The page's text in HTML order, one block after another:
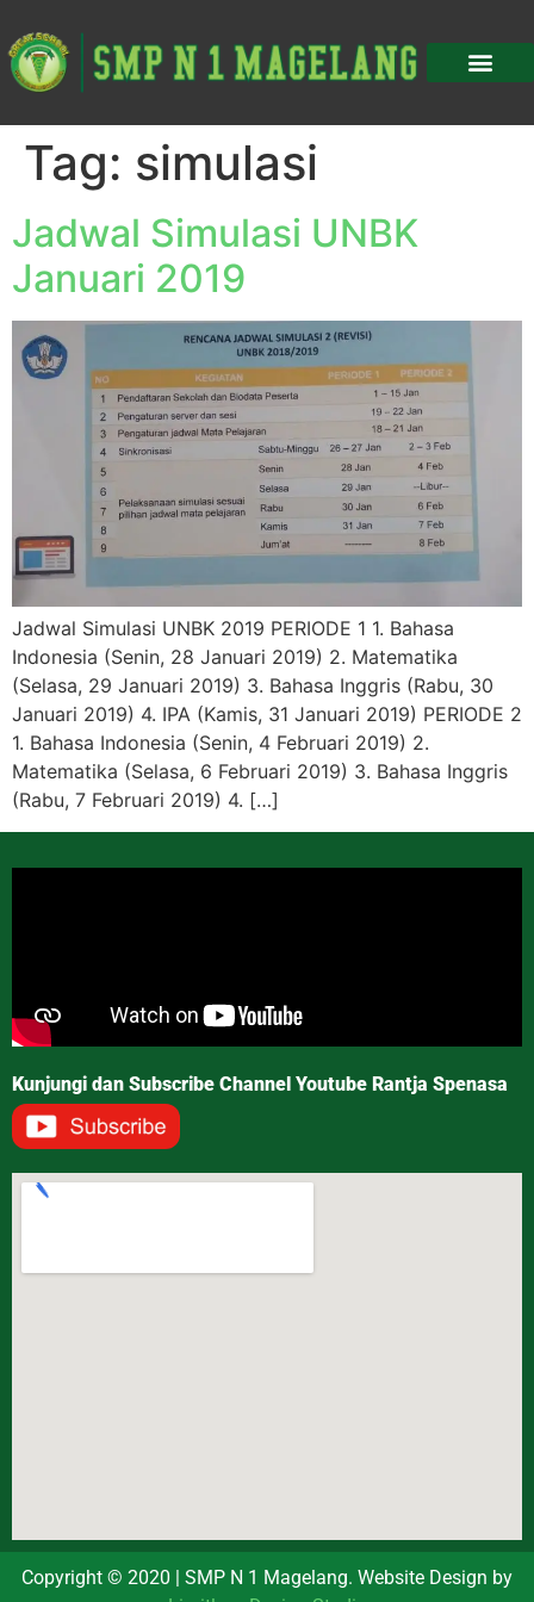
Tag: simulasi
Jadwal Simulasi UNBK
Januari 2019
Jadwal Simulasi UNBK 2019 PERIODE 1 1. Bahasa
Indonesia (Senin, 28 Januari 2019) 2. Matematika
(Selasa, 29 Januari 2019) 3. Bahasa Inggris (Rabu, 30
Januari 2019) 4. IPA (Kamis, 31 Januari 2019) PERIODE 2
1. Bahasa Indonesia (Senin, 4 Februari 2019) 2.
Matematika (Selasa, 6 Februari 2019) 3. Bahasa Inggris
(Rabu, 7 Februari 2019) 4. […]
Kunjungi dan Subscribe Channel Youtube Rantja Spenasa
Copyright © 2020 | SMP N 1 Magelang. Website Design by